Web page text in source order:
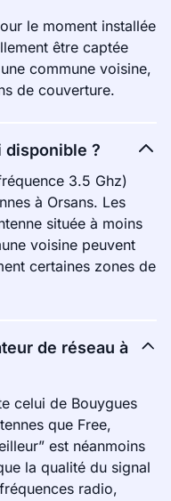
le moment installée
être captée
commune voisine,
de couverture.
disponible ?
3.5 Ghz)
à Orsans. Les
située à moins
voisine peuvent
certaines zones de
de réseau à
celui de Bouygues
que Free,
est néanmoins
la qualité du signal
radio,